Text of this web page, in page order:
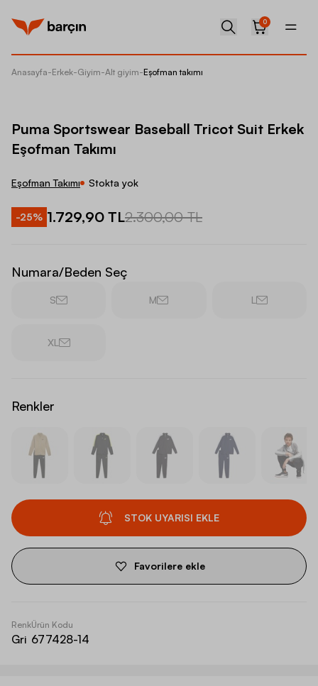
0
Anasayfa-Erkek-Giyim-Alt giyim-Eşofman takımı
Puma Sportswear Baseball Tricot Suit Erkek
Eşofman Takımı
Eşofman Takımı Stokta yok
-25% 1.729,90 TL2.300,00 TL
Numara/Beden Seç
S M L
XL
Renkler
STOK UYARISI EKLE
Favorilere ekle
Renk
Gri
Ürün Kodu
677428-14